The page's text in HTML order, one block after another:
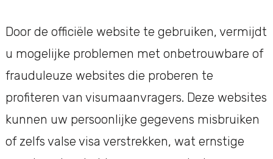
Door de officiële website te gebruiken, vermijdt
u mogelijke problemen met onbetrouwbare of
frauduleuze websites die proberen te
profiteren van visumaanvragers. Deze websites
kunnen uw persoonlijke gegevens misbruiken
of zelfs valse visa verstrekken, wat ernstige